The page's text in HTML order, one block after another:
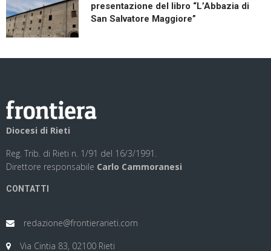
presentazione del libro “L’Abbazia di
San Salvatore Maggiore”
Diocesi di Rieti
Reg. Trib. di Rieti n. 1/91 del 16/3/1991.
Direttore responsabile Carlo Cammoranesi
CONTATTI
redazione@frontierarieti.com
Via Cintia 83, 02100 Rieti